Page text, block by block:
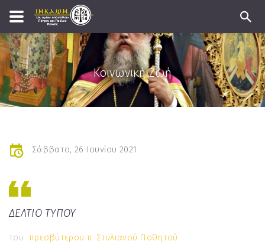
Κοινωνική Ζωή
Σάββατο, 26 Ιουνίου 2021
ΔΕΛΤΙΟ ΤΥΠΟΥ
του πρεσβύτερου π. Στυλιανού Ποθητού